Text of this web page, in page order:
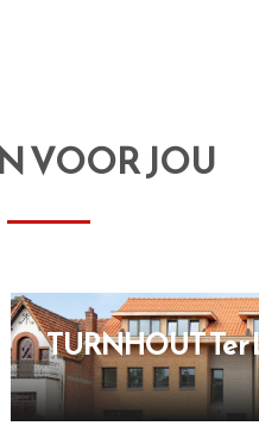
VOOR JOU
TURNHOUT Ter